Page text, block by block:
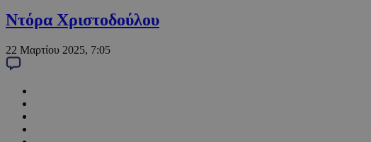
Ντόρα Χριστοδούλου
22 Μαρτίου 2025, 7:05